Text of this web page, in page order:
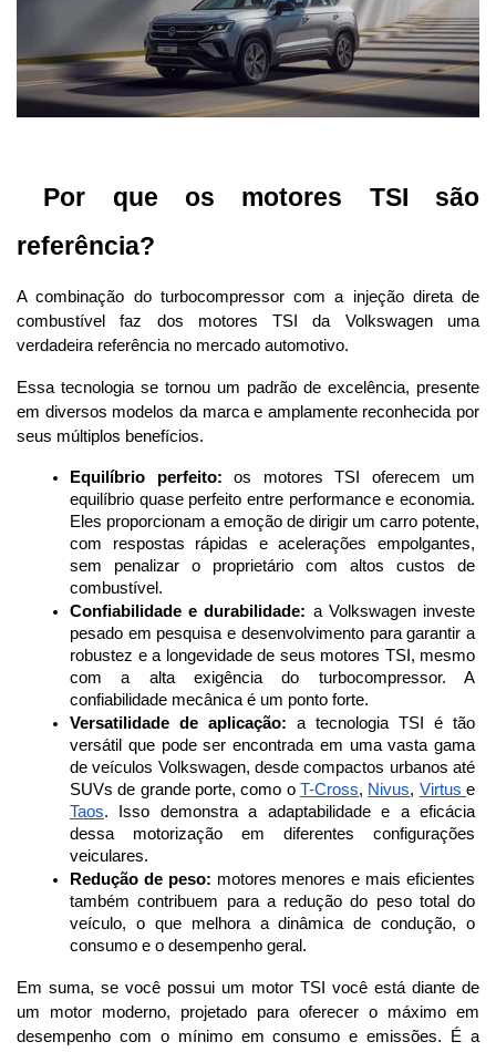
Por que os motores TSI são
referência?
A combinação do turbocompressor com a injeção direta de
combustível faz dos motores TSI da Volkswagen uma
verdadeira referência no mercado automotivo.
Essa tecnologia se tornou um padrão de excelência, presente
em diversos modelos da marca e amplamente reconhecida por
seus múltiplos benefícios.
Equilíbrio perfeito: os motores TSI oferecem um
equilíbrio quase perfeito entre performance e economia.
Eles proporcionam a emoção de dirigir um carro potente,
com respostas rápidas e acelerações empolgantes,
sem penalizar o proprietário com altos custos de
combustível.
Confiabilidade e durabilidade: a Volkswagen investe
pesado em pesquisa e desenvolvimento para garantir a
robustez e a longevidade de seus motores TSI, mesmo
com a alta exigência do turbocompressor. A
confiabilidade mecânica é um ponto forte.
Versatilidade de aplicação: a tecnologia TSI é tão
versátil que pode ser encontrada em uma vasta gama
de veículos Volkswagen, desde compactos urbanos até
SUVs de grande porte, como o T-Cross, Nivus, Virtus
Taos. Isso demonstra a adaptabilidade e a eficácia
dessa motorização em diferentes configurações
veiculares.
Redução de peso: motores menores e mais eficientes
também contribuem para a redução do peso total do
veículo, o que melhora a dinâmica de condução, o
consumo e o desempenho geral.
Em suma, se você possui um motor TSI você está diante de
um motor moderno, projetado para oferecer o máximo em
desempenho com o mínimo em consumo e emissões. É a